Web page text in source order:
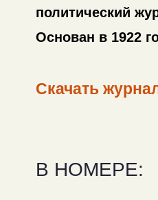
политический
Основан в 1922
Скачать
В НОМЕРЕ: